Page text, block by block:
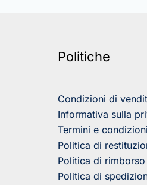
Politiche
Condizioni di
Informativa sulla
Termini e
Politica di
Politica di rimborso
Politica di